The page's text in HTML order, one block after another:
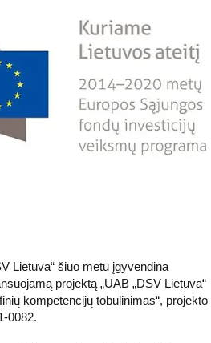
Lietuva“ šiuo metu įgyvendina
projektą „UAB „DSV Lietuva“
kompetencijų tobulinimas“, projekto
0082.